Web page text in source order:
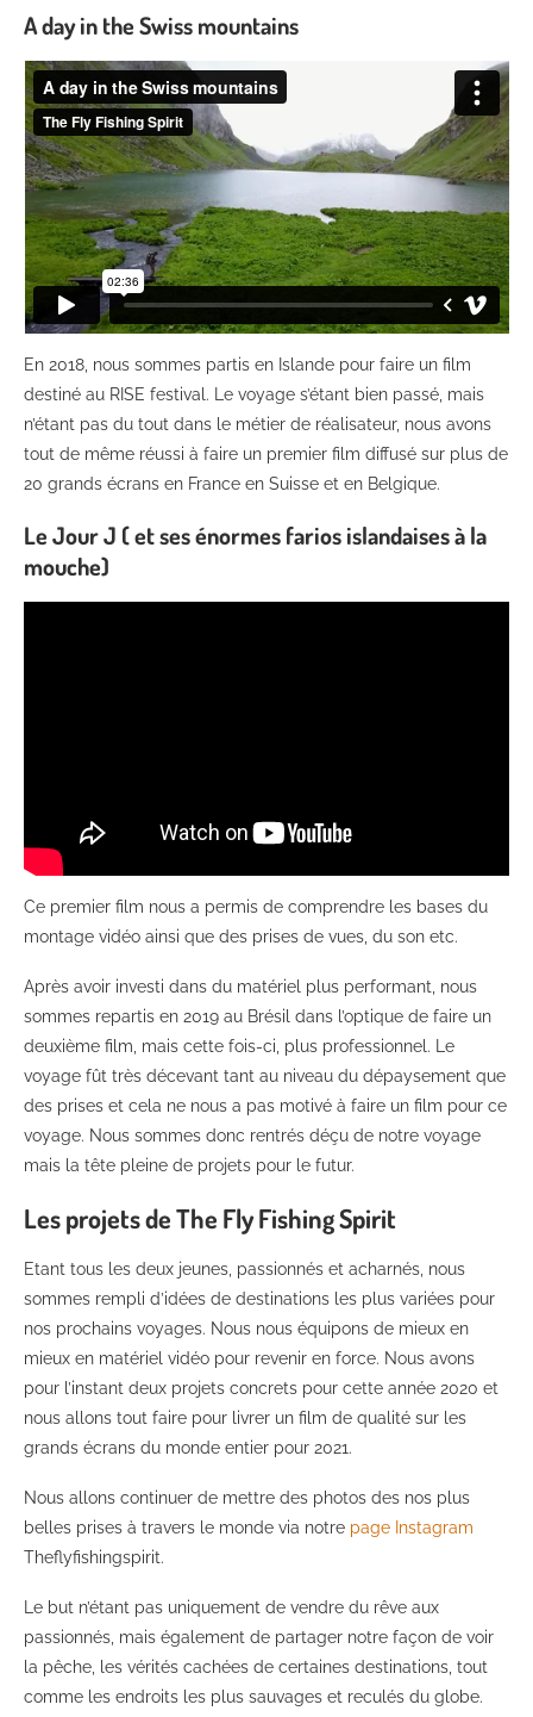
A day in the Swiss mountains
En 2018, nous sommes partis en Islande pour faire un film
destiné au RISE festival. Le voyage s’étant bien passé, mais
n’étant pas du tout dans le métier de réalisateur, nous avons
tout de même réussi à faire un premier film diffusé sur plus de
20 grands écrans en France en Suisse et en Belgique.
Le Jour J ( et ses énormes farios islandaises à la
mouche)
Ce premier film nous a permis de comprendre les bases du
montage vidéo ainsi que des prises de vues, du son etc.
Après avoir investi dans du matériel plus performant, nous
sommes repartis en 2019 au Brésil dans l’optique de faire un
deuxième film, mais cette fois-ci, plus professionnel. Le
voyage fût très décevant tant au niveau du dépaysement que
des prises et cela ne nous a pas motivé à faire un film pour ce
voyage. Nous sommes donc rentrés déçu de notre voyage
mais la tête pleine de projets pour le futur.
Les projets de The Fly Fishing Spirit
Etant tous les deux jeunes, passionnés et acharnés, nous
sommes rempli d’idées de destinations les plus variées pour
nos prochains voyages. Nous nous équipons de mieux en
mieux en matériel vidéo pour revenir en force. Nous avons
pour l’instant deux projets concrets pour cette année 2020 et
nous allons tout faire pour livrer un film de qualité sur les
grands écrans du monde entier pour 2021.
Nous allons continuer de mettre des photos des nos plus
belles prises à travers le monde via notre page Instagram
Theflyfishingspirit.
Le but n’étant pas uniquement de vendre du rêve aux
passionnés, mais également de partager notre façon de voir
la pêche, les vérités cachées de certaines destinations, tout
comme les endroits les plus sauvages et reculés du globe.